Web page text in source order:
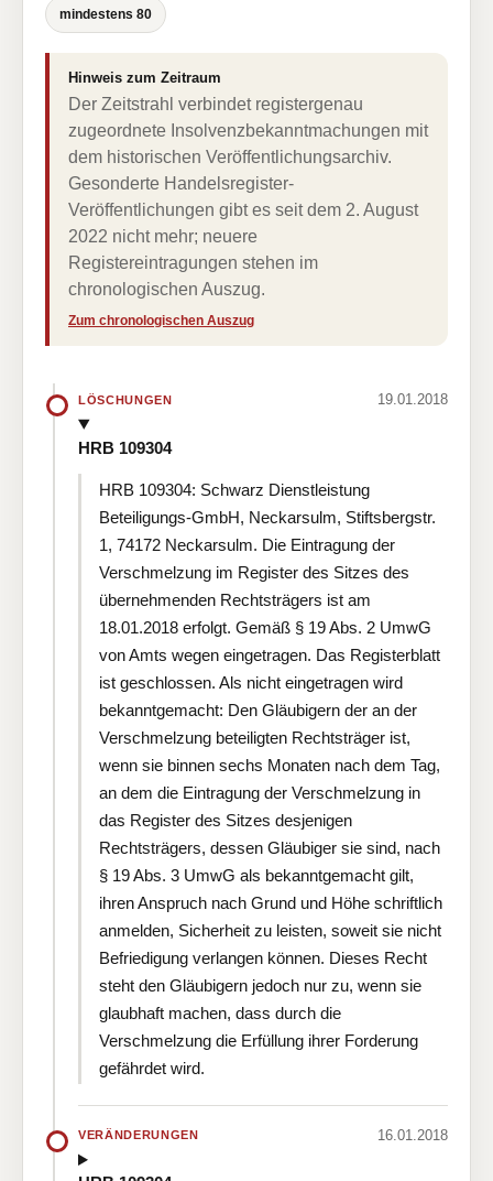
mindestens 80
Hinweis zum Zeitraum
Der Zeitstrahl verbindet registergenau
zugeordnete Insolvenzbekanntmachungen mit
dem historischen Veröffentlichungsarchiv.
Gesonderte Handelsregister-
Veröffentlichungen gibt es seit dem 2. August
2022 nicht mehr; neuere
Registereintragungen stehen im
chronologischen Auszug.
Zum chronologischen Auszug
LÖSCHUNGEN 19.01.2018
HRB 109304
HRB 109304: Schwarz Dienstleistung
Beteiligungs-GmbH, Neckarsulm, Stiftsbergstr.
1, 74172 Neckarsulm. Die Eintragung der
Verschmelzung im Register des Sitzes des
übernehmenden Rechtsträgers ist am
18.01.2018 erfolgt. Gemäß § 19 Abs. 2 UmwG
von Amts wegen eingetragen. Das Registerblatt
ist geschlossen. Als nicht eingetragen wird
bekanntgemacht: Den Gläubigern der an der
Verschmelzung beteiligten Rechtsträger ist,
wenn sie binnen sechs Monaten nach dem Tag,
an dem die Eintragung der Verschmelzung in
das Register des Sitzes desjenigen
Rechtsträgers, dessen Gläubiger sie sind, nach
§ 19 Abs. 3 UmwG als bekanntgemacht gilt,
ihren Anspruch nach Grund und Höhe schriftlich
anmelden, Sicherheit zu leisten, soweit sie nicht
Befriedigung verlangen können. Dieses Recht
steht den Gläubigern jedoch nur zu, wenn sie
glaubhaft machen, dass durch die
Verschmelzung die Erfüllung ihrer Forderung
gefährdet wird.
VERÄNDERUNGEN 16.01.2018